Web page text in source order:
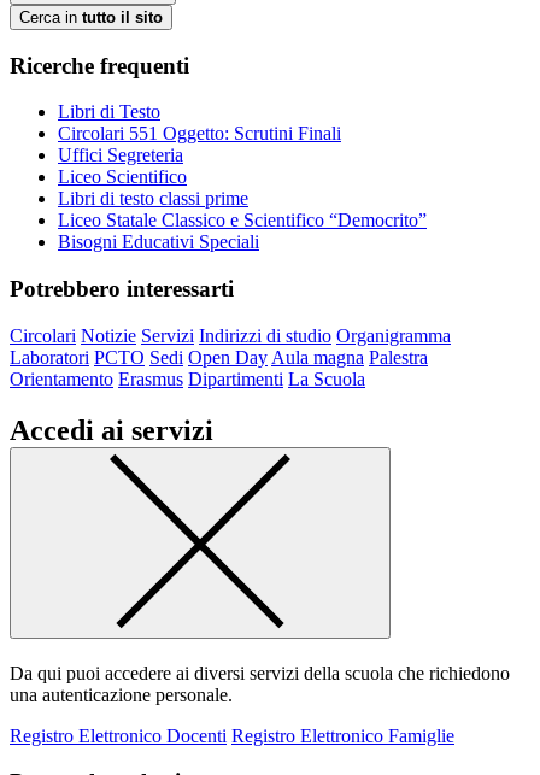
Cerca in tutto il sito
Ricerche frequenti
Libri di Testo
Circolari 551 Oggetto: Scrutini Finali
Uffici Segreteria
Liceo Scientifico
Libri di testo classi prime
Liceo Statale Classico e Scientifico “Democrito”
Bisogni Educativi Speciali
Potrebbero interessarti
Circolari Notizie Servizi Indirizzi di studio Organigramma
Laboratori PCTO Sedi Open Day Aula magna Palestra
Orientamento Erasmus Dipartimenti La Scuola
Accedi ai servizi
Da qui puoi accedere ai diversi servizi della scuola che richiedono
una autenticazione personale.
Registro Elettronico Docenti Registro Elettronico Famiglie